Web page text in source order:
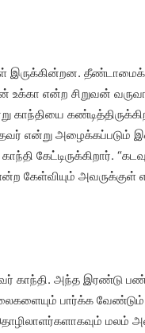
தீண்டாமைக்கு
உக்கா என்ற சிறுவன்
காந்தியை
என்று அழைக்கப்படும்
கேட்டிருக்கிறார்.
கேள்வியும் அவருக்குள்
காந்தி. அந்த இரண்டு
பார்க்க வேண்டும்,
தொழிலாளர்களாகவும்